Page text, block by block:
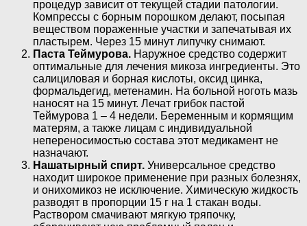
процедур зависит от текущей стадии патологии.
Компрессы с борным порошком делают, посыпая
веществом пораженные участки и запечатывая их
пластырем. Через 15 минут липучку снимают.
Паста Теймурова. Наружное средство содержит
оптимальные для лечения микоза ингредиенты. Это
салициловая и борная кислоты, оксид цинка,
формальдегид, метенамин. На больной ноготь мазь
наносят на 15 минут. Лечат грибок пастой
Теймурова 1 – 4 недели. Беременным и кормящим
матерям, а также лицам с индивидуальной
непереносимостью состава этот медикамент не
назначают.
Нашатырный спирт. Универсальное средство
находит широкое применение при разных болезнях,
и онихомикоз не исключение. Химическую жидкость
разводят в пропорции 15 г на 1 стакан воды.
Раствором смачивают мягкую тряпочку,